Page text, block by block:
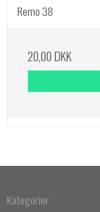
Remo 38
20,00 DKK
Kategorier